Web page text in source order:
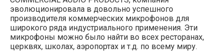
эволюционировала в довольно успешного
производителя коммерческих микрофонов для
широкого ряда индустриального применения. Эти
микрофоны можно было найти во всех ресторанах,
церквях, школах, аэропортах и т.д. по всему миру.